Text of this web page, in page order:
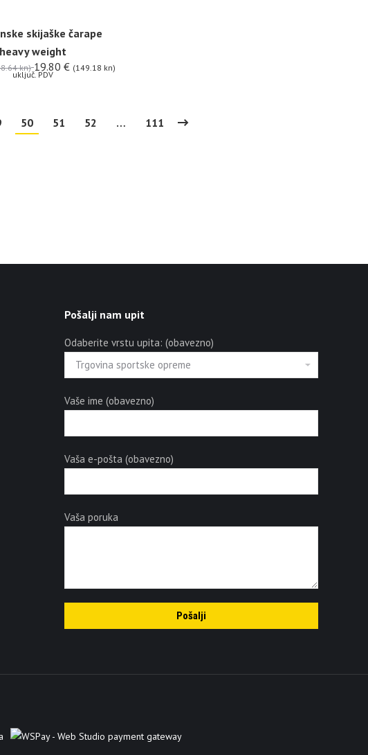
skijaške čarape
heavy weight
kn) 19.80 € (149.18 kn)
uključ. PDV
50 51 52 … 111
Pošalji nam upit
Odaberite vrstu upita: (obavezno)
Vaše ime (obavezno)
Vaša e-pošta (obavezno)
Vaša poruka